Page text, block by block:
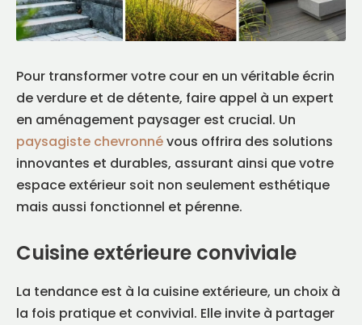
Pour transformer votre cour en un véritable écrin
de verdure et de détente, faire appel à un expert
en aménagement paysager est crucial. Un
paysagiste chevronnévous offrira des solutions
innovantes et durables, assurant ainsi que votre
espace extérieur soit non seulement esthétique
mais aussi fonctionnel et pérenne.
Cuisine extérieure conviviale
La tendance est à la cuisine extérieure, un choix à
la fois pratique et convivial. Elle invite à partager